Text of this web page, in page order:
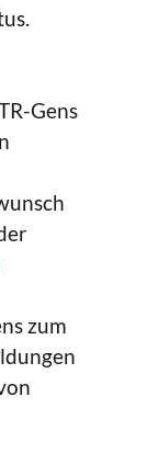
Gens
zum